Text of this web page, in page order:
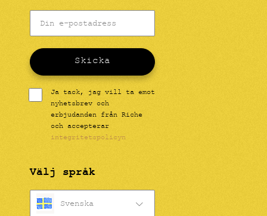
Skicka
Ja tack, jag vill ta emot
nyhetsbrev och
erbjudanden från Riche
och accepterar
integritetspolicyn
Välj språk
Svenska